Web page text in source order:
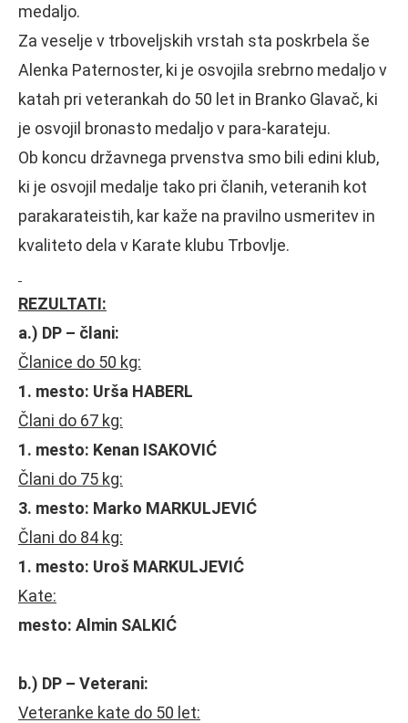
medaljo.
Za veselje v trboveljskih vrstah sta poskrbela še
Alenka Paternoster, ki je osvojila srebrno medaljo v
katah pri veterankah do 50 let in Branko Glavač, ki
je osvojil bronasto medaljo v para-karateju.
Ob koncu državnega prvenstva smo bili edini klub,
ki je osvojil medalje tako pri članih, veteranih kot
parakarateistih, kar kaže na pravilno usmeritev in
kvaliteto dela v Karate klubu Trbovlje.
REZULTATI:
a.) DP – člani:
Članice do 50 kg:
1. mesto: Urša HABERL
Člani do 67 kg:
1. mesto: Kenan ISAKOVIĆ
Člani do 75 kg:
3. mesto: Marko MARKULJEVIĆ
Člani do 84 kg:
1. mesto: Uroš MARKULJEVIĆ
Kate:
mesto: Almin SALKIĆ
b.) DP – Veterani:
Veteranke kate do 50 let: